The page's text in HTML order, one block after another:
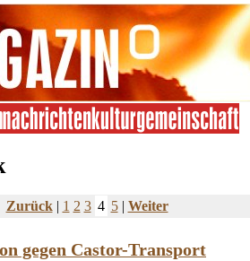
Zurück| 1 2 3 4 5| Weiter
gegen Castor-Transport